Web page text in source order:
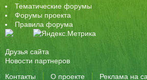
Тематические форумы
Форумы проекта
Правила форума
Друзья сайта
Новости партнеров
Контакты
О проекте Реклама на